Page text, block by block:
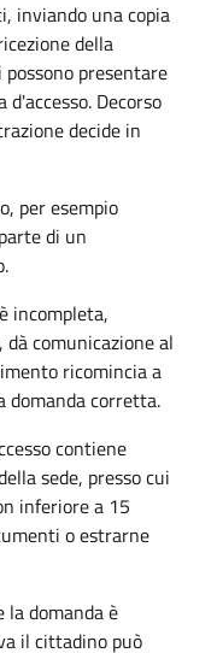
inviando una copia
della
presentare
Decorso
decide in
per esempio
di un
incompleta,
comunicazione al
ricomincia a
domanda corretta.
contiene
sede, presso cui
inferiore a 15
o estrarne
la domanda è
il cittadino può